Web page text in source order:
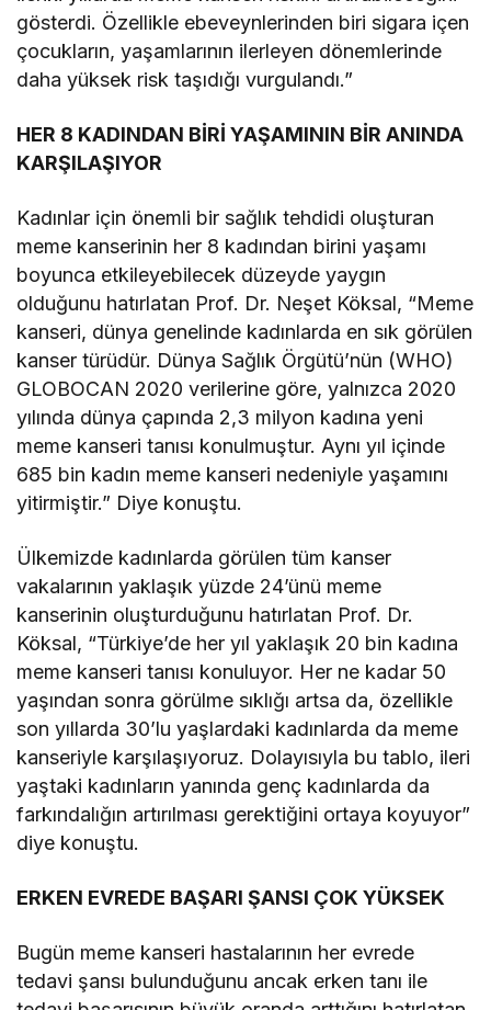
gösterdi. Özellikle ebeveynlerinden biri sigara içen
çocukların, yaşamlarının ilerleyen dönemlerinde
daha yüksek risk taşıdığı vurgulandı.”
HER 8 KADINDAN BİRİ YAŞAMININ BİR ANINDA
KARŞILAŞIYOR
Kadınlar için önemli bir sağlık tehdidi oluşturan
meme kanserinin her 8 kadından birini yaşamı
boyunca etkileyebilecek düzeyde yaygın
olduğunu hatırlatan Prof. Dr. Neşet Köksal, “Meme
kanseri, dünya genelinde kadınlarda en sık görülen
kanser türüdür. Dünya Sağlık Örgütü’nün (WHO)
GLOBOCAN 2020 verilerine göre, yalnızca 2020
yılında dünya çapında 2,3 milyon kadına yeni
meme kanseri tanısı konulmuştur. Aynı yıl içinde
685 bin kadın meme kanseri nedeniyle yaşamını
yitirmiştir.” Diye konuştu.
Ülkemizde kadınlarda görülen tüm kanser
vakalarının yaklaşık yüzde 24’ünü meme
kanserinin oluşturduğunu hatırlatan Prof. Dr.
Köksal, “Türkiye’de her yıl yaklaşık 20 bin kadına
meme kanseri tanısı konuluyor. Her ne kadar 50
yaşından sonra görülme sıklığı artsa da, özellikle
son yıllarda 30’lu yaşlardaki kadınlarda da meme
kanseriyle karşılaşıyoruz. Dolayısıyla bu tablo, ileri
yaştaki kadınların yanında genç kadınlarda da
farkındalığın artırılması gerektiğini ortaya koyuyor”
diye konuştu.
ERKEN EVREDE BAŞARI ŞANSI ÇOK YÜKSEK
Bugün meme kanseri hastalarının her evrede
tedavi şansı bulunduğunu ancak erken tanı ile